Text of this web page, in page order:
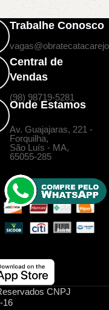
Trabalhe Conosco
Central de
Vendas
(98) 98719-5281
Onde Estamos
Av. Guajajaras, 221 -
Forquilha,
São Luís - MA,
65055-285
CNPJ
16